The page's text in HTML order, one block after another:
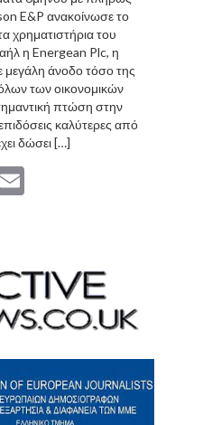
E&P ανακοίνωσε το
χρηματιστήρια του
η Energean Plc, η
άνοδο τόσο της
των οικονομικών
πτώση στην
καλύτερες από
δώσει […]